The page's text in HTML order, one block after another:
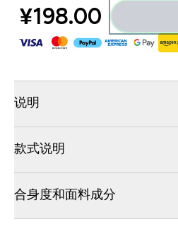
¥198.00‎
说明
款式说明
合身度和面料成分